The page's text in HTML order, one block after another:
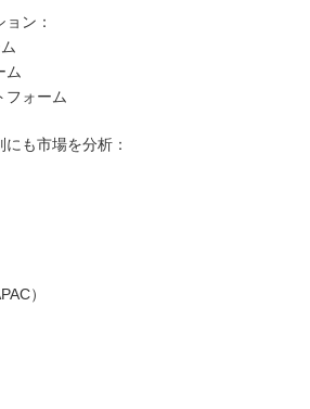
ン：
ム
フォーム
も市場を分析：
）